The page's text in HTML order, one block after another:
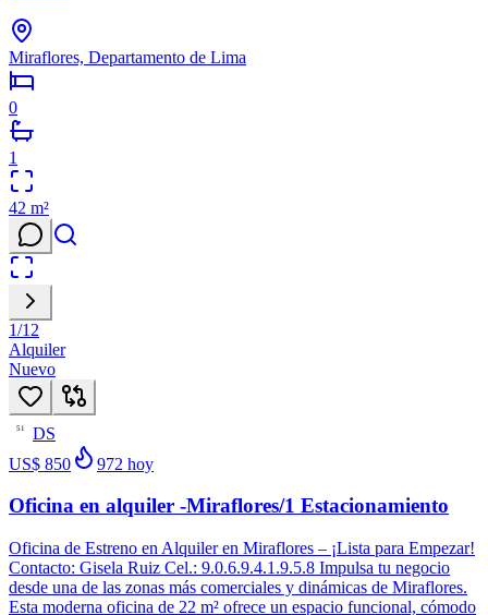
Miraflores, Departamento de Lima
0
1
42 m²
1/12
Alquiler
Nuevo
51
DS
US$ 850
972 hoy
Oficina en alquiler -Miraflores/1 Estacionamiento
Oficina de Estreno en Alquiler en Miraflores – ¡Lista para Empezar!
Contacto: Gisela Ruiz Cel.: 9.0.6.9.4.1.9.5.8 Impulsa tu negocio
desde una de las zonas más comerciales y dinámicas de Miraflores.
Esta moderna oficina de 22 m² ofrece un espacio funcional, cómodo